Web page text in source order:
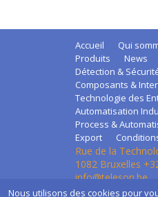
Accueil
Qui
Produits
News
Détection &
Composants &
Technologie des
Automatisation
Process &
Export
Rue de la
1082 Bruxelles
info@teleson.be
Nous utilisons des cookies pour